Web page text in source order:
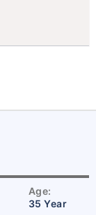
Age:
35 Year